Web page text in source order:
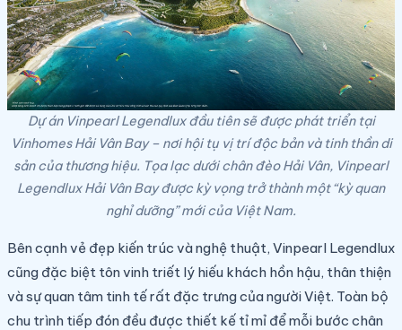
Dự án Vinpearl Legendlux đầu tiên sẽ được phát triển tại
Vinhomes Hải Vân Bay – nơi hội tụ vị trí độc bản và tinh thần di
sản của thương hiệu. Tọa lạc dưới chân đèo Hải Vân, Vinpearl
Legendlux Hải Vân Bay được kỳ vọng trở thành một “kỳ quan
nghỉ dưỡng” mới của Việt Nam.
Bên cạnh vẻ đẹp kiến trúc và nghệ thuật, Vinpearl Legendlux
cũng đặc biệt tôn vinh triết lý hiếu khách hồn hậu, thân thiện
và sự quan tâm tinh tế rất đặc trưng của người Việt. Toàn bộ
chu trình tiếp đón đều được thiết kế tỉ mỉ để mỗi bước chân